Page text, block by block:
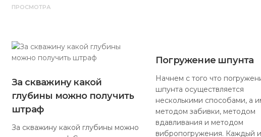
ПРОСМОТРА
За скважину какой
глубины можно получить
штраф
За скважину какой глубины можно
Погружение шпунта
Начнем с того что
шпунта осуществляется
несколькими способами, а
методом забивки, методом
вдавливания и методом
вибропогружения. Каждый